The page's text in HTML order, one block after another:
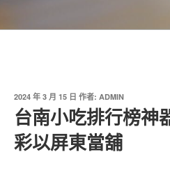
發
佈
於
2024 年 3 月 15 日 作者: ADMIN
台南小吃排行榜神
彩以屏東當舖